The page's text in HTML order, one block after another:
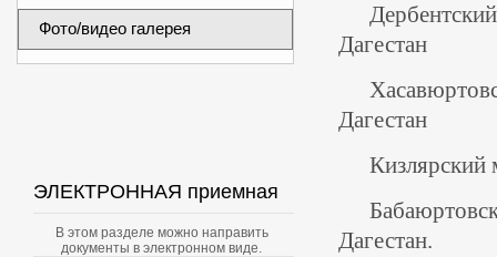
Фото/видео галерея
ЭЛЕКТРОННАЯ приемная
В этом разделе можно направить
документы в электронном виде.
Дагестан
Дагестан
Кизлярский
Дагестан.